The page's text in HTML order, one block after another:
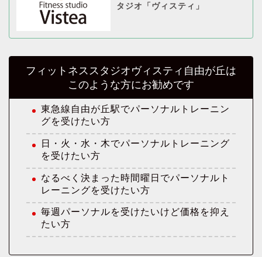
タジオ「ヴィスティ」
フィットネススタジオヴィスティ自由が丘は
このような方にお勧めです
東急線自由が丘駅でパーソナルトレーニン
グを受けたい方
日・火・水・木でパーソナルトレーニング
を受けたい方
なるべく決まった時間曜日でパーソナルト
レーニングを受けたい方
毎週パーソナルを受けたいけど価格を抑え
たい方